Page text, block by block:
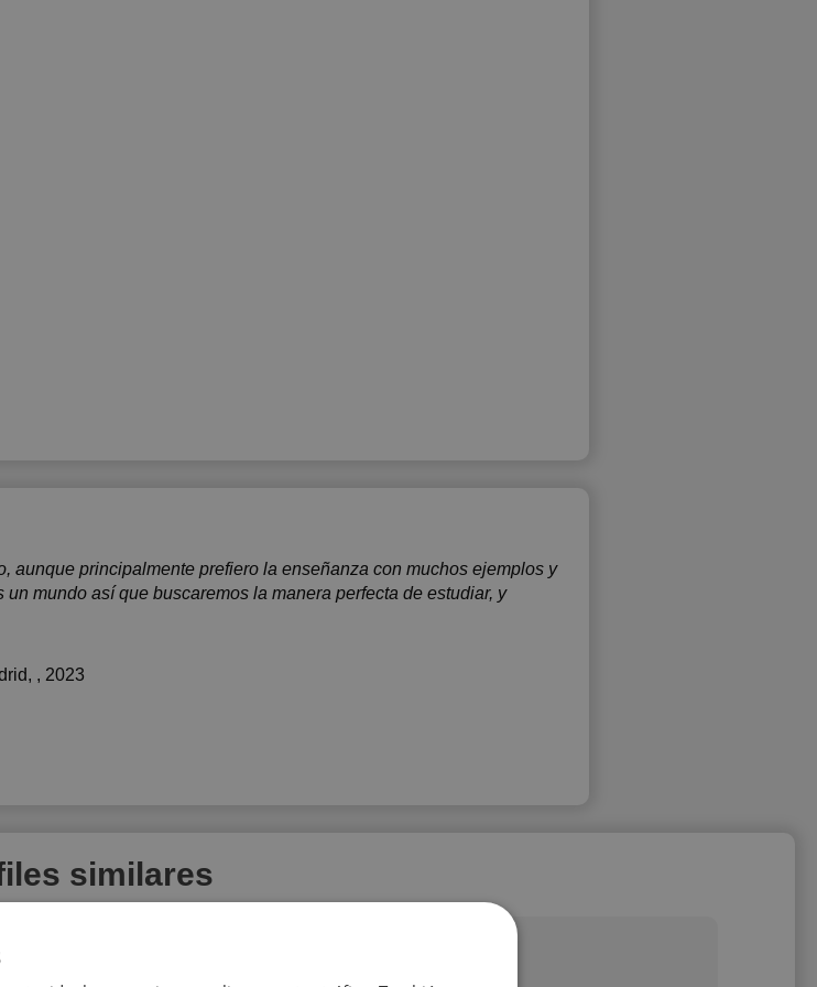
aunque principalmente prefiero la enseñanza con muchos ejemplos y
mundo así que buscaremos la manera perfecta de estudiar, y
, , 2023
similares